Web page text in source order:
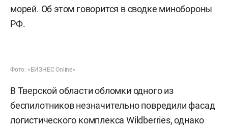
морей. Об этом говорится в сводке минобороны
РФ.
Фото: «БИЗНЕС Online»
В Тверской области обломки одного из
беспилотников незначительно повредили фасад
логистического комплекса Wildberries, однако